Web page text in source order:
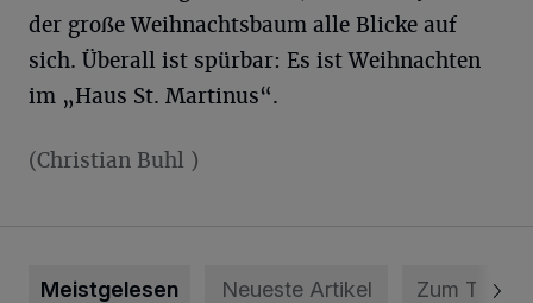
der große Weihnachtsbaum alle Blicke auf
sich. Überall ist spürbar: Es ist Weihnachten
im „Haus St. Martinus“.
(Christian Buhl )
Meistgelesen Neueste Artikel Zum Thema